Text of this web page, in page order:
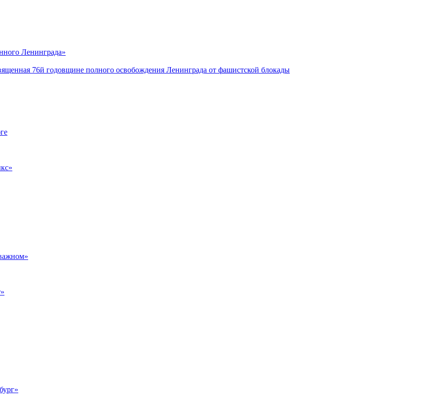
Ленинграда»
76й годовщине полного освобождения Ленинграда от фашистской блокады